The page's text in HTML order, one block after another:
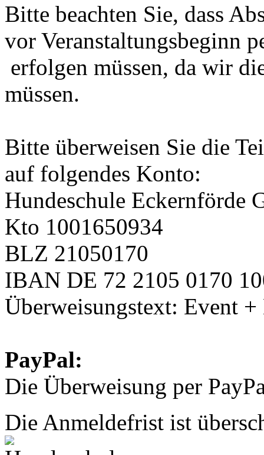
Bitte beachten Sie, dass
vor Veranstaltungsbeginn
erfolgen müssen, da wir
müssen.
Bitte überweisen Sie die
auf folgendes Konto:
Hundeschule Eckernförde
Kto 1001650934
BLZ 21050170
IBAN DE 72 2105 0170
Überweisungstext: Event
PayPal:
Die Überweisung per
Die Anmeldefrist ist